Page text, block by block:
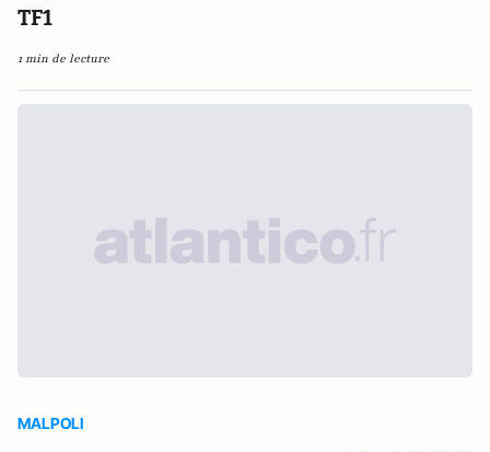
TF1
1 min de lecture
MALPOLI